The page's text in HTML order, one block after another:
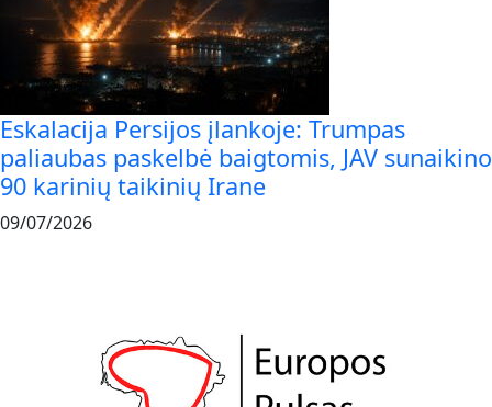
Eskalacija Persijos įlankoje: Trumpas
paliaubas paskelbė baigtomis, JAV sunaikino
90 karinių taikinių Irane
09/07/2026